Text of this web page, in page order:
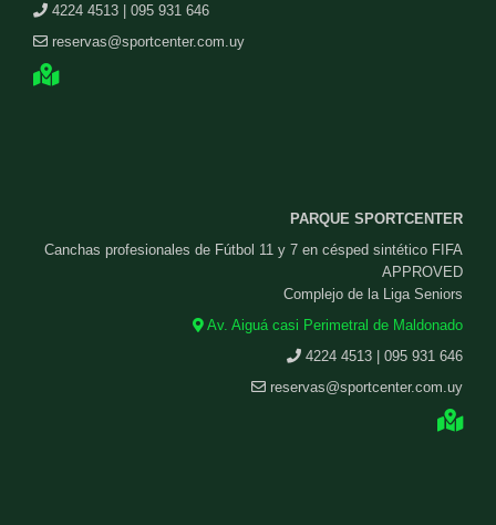
4224 4513 | 095 931 646
reservas@sportcenter.com.uy
PARQUE SPORTCENTER
Canchas profesionales de Fútbol 11 y 7 en césped sintético FIFA
APPROVED
Complejo de la Liga Seniors
Av. Aiguá casi Perimetral de Maldonado
4224 4513 | 095 931 646
reservas@sportcenter.com.uy